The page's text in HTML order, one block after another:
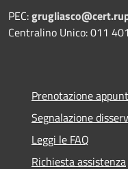
PEC:
Centralino Unico: 011
Prenotazione
Segnalazione
Leggi le FAQ
Richiesta assistenza